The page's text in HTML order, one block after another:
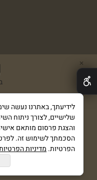
✕
שלישיים, לצורך ניתוח
והצגת פרסום מותאם
הסכמתך לשימוש זה.
הפרטיות. מדיניות